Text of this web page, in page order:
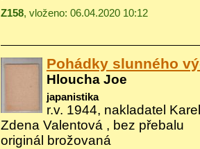
Z158, vloženo: 06.04.2020 10:12
Pohádky slunného
Hloucha Joe
japanistika
r.v. 1944, nakladatel
Zdena Valentová , bez přebalu
originál brožovaná